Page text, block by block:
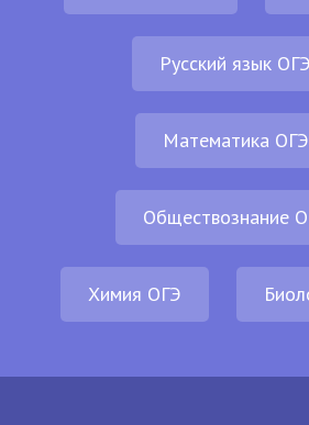
Русский язык ОГЭ
Математика ОГЭ
Обществознание
Химия ОГЭ